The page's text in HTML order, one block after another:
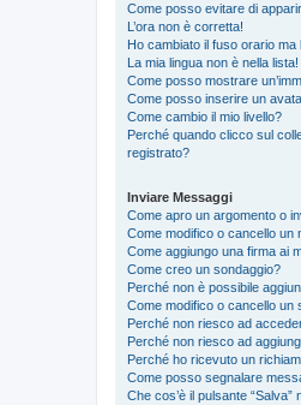
Come posso evitare di
L’ora non è corretta!
Ho cambiato il fuso orario ma
La mia lingua non è nella lista!
Come posso mostrare
Come posso inserire un
Come cambio il mio livello?
Perché quando clicco sul
registrato?
Inviare Messaggi
Come apro un argomento o
Come modifico o cancello un
Come aggiungo una firma ai
Come creo un sondaggio?
Perché non è possibile
Come modifico o cancello un
Perché non riesco ad
Perché non riesco ad
Perché ho ricevuto un
Come posso segnalare
Che cos’è il pulsante